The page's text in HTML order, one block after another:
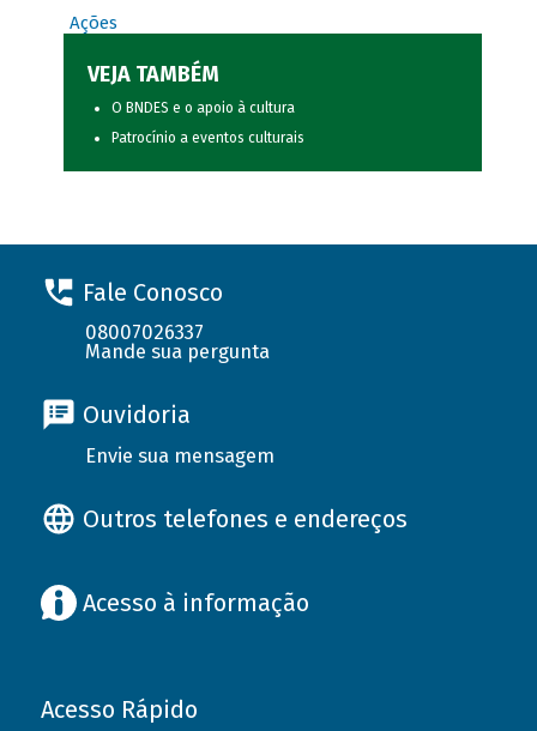
Ações
VEJA TAMBÉM
O BNDES e o apoio à cultura
Patrocínio a eventos culturais
Fale Conosco
08007026337
Mande sua pergunta
Ouvidoria
Envie sua mensagem
Outros telefones e endereços
Acesso à informação
Acesso Rápido